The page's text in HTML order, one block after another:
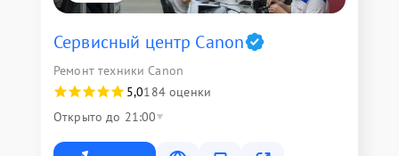
Сервисный центр Canon
Ремонт техники Canon
5,0184 оценки
Открыто до 21:00